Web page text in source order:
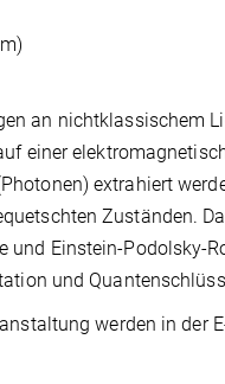
an nichtklassischem
einer
extrahiert
Zuständen.
und Einstein-Podolsky-
und
werden in der